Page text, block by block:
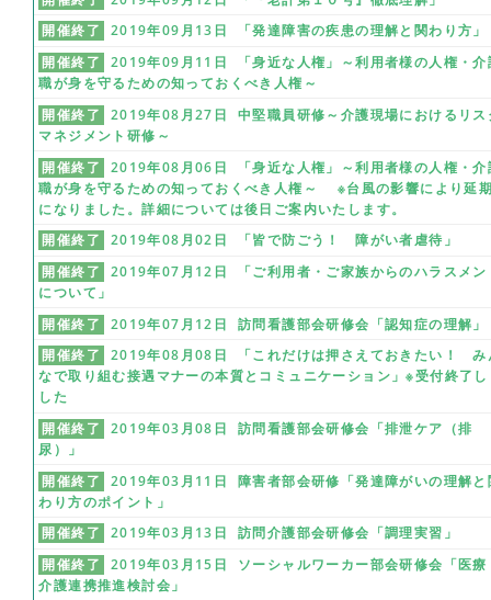
開催終了
2019年09月13日 「発達障害の疾患の理解と関わり方」
開催終了
2019年09月11日 「身近な人権」～利用者様の人権・介
職が身を守るための知っておくべき人権～
開催終了
2019年08月27日 中堅職員研修～介護現場におけるリス
マネジメント研修～
開催終了
2019年08月06日 「身近な人権」～利用者様の人権・介
職が身を守るための知っておくべき人権～ ※台風の影響により延
になりました。詳細については後日ご案内いたします。
開催終了
2019年08月02日 「皆で防ごう！ 障がい者虐待」
開催終了
2019年07月12日 「ご利用者・ご家族からのハラスメン
について」
開催終了
2019年07月12日 訪問看護部会研修会「認知症の理解」
開催終了
2019年08月08日 「これだけは押さえておきたい！ み
なで取り組む接遇マナーの本質とコミュニケーション」※受付終了
した
開催終了
2019年03月08日 訪問看護部会研修会「排泄ケア（排
尿）」
開催終了
2019年03月11日 障害者部会研修「発達障がいの理解と
わり方のポイント」
開催終了
2019年03月13日 訪問介護部会研修会「調理実習」
開催終了
2019年03月15日 ソーシャルワーカー部会研修会「医療
介護連携推進検討会」